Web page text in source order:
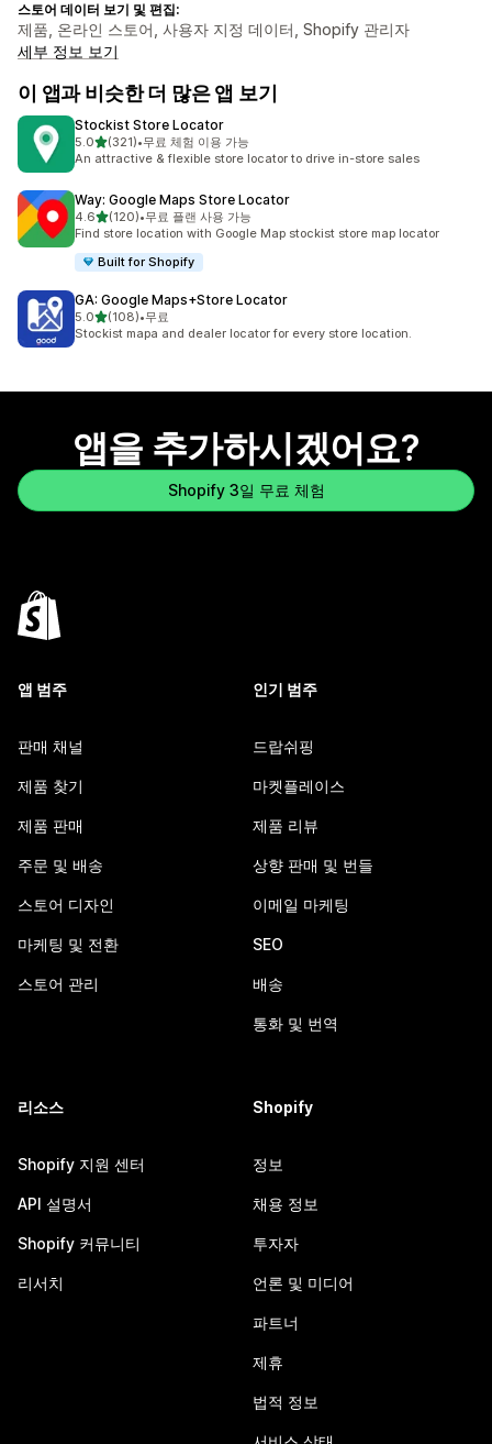
스토어 데이터 보기 및 편집:
제품, 온라인 스토어, 사용자 지정 데이터, Shopify 관리자
세부 정보 보기
이 앱과 비슷한 더 많은 앱 보기
Stockist Store Locator
5.0별 5개 중
(321)
총 리뷰 321개
•무료 체험 이용 가능
An attractive & flexible store locator to drive in-store sales
Way: Google Maps Store Locator
4.6별 5개 중
(120)
총 리뷰 120개
•무료 플랜 사용 가능
Find store location with Google Map stockist store map locator
Built for Shopify
GA: Google Maps+Store Locator
5.0별 5개 중
(108)
총 리뷰 108개
•무료
Stockist mapa and dealer locator for every store location.
앱을 추가하시겠어요?
Shopify 3일 무료 체험
앱 범주
판매 채널
제품 찾기
제품 판매
주문 및 배송
스토어 디자인
마케팅 및 전환
스토어 관리
인기 범주
드랍쉬핑
마켓플레이스
제품 리뷰
상향 판매 및 번들
이메일 마케팅
SEO
배송
통화 및 번역
리소스
Shopify 지원 센터
API 설명서
Shopify 커뮤니티
리서치
Shopify
정보
채용 정보
투자자
언론 및 미디어
파트너
제휴
법적 정보